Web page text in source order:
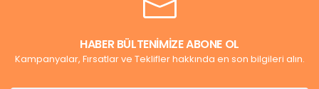
HABER BÜLTENİMİZE ABONE OL
Kampanyalar, Fırsatlar ve Teklifler hakkında en son bilgileri alın.